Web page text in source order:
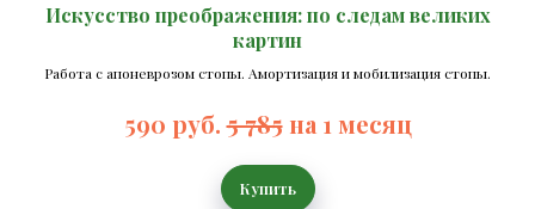
Искусство преображения: по следам великих
картин
Работа с апоневрозом стопы. Амортизация и мобилизация стопы.
590 руб.5 785на 1 месяц
Купить